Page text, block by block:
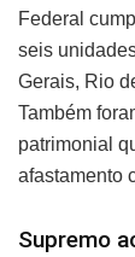
Federal
seis
Gerais, Rio
Também
patrimonial
afastamento
Supremo